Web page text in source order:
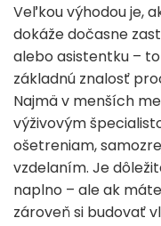
Veľkou výhodou je,
dokáže dočasne
alebo asistentku –
základnú znalosť
Najmä v menších
výživovým
ošetreniam,
vzdelaním. Je
naplno – ale ak
zároveň si budovať